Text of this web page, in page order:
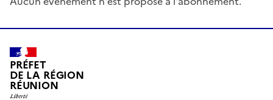
PRÉFET
DE LA RÉGION
RÉUNION